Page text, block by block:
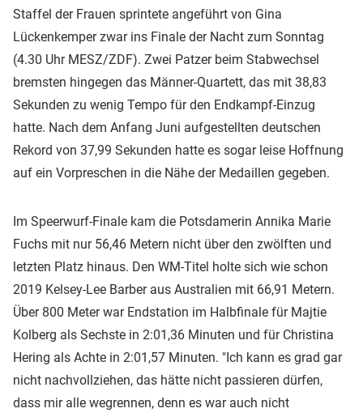
Staffel der Frauen sprintete angeführt von Gina
Lückenkemper zwar ins Finale der Nacht zum Sonntag
(4.30 Uhr MESZ/ZDF). Zwei Patzer beim Stabwechsel
bremsten hingegen das Männer-Quartett, das mit 38,83
Sekunden zu wenig Tempo für den Endkampf-Einzug
hatte. Nach dem Anfang Juni aufgestellten deutschen
Rekord von 37,99 Sekunden hatte es sogar leise Hoffnung
auf ein Vorpreschen in die Nähe der Medaillen gegeben.
Im Speerwurf-Finale kam die Potsdamerin Annika Marie
Fuchs mit nur 56,46 Metern nicht über den zwölften und
letzten Platz hinaus. Den WM-Titel holte sich wie schon
2019 Kelsey-Lee Barber aus Australien mit 66,91 Metern.
Über 800 Meter war Endstation im Halbfinale für Majtie
Kolberg als Sechste in 2:01,36 Minuten und für Christina
Hering als Achte in 2:01,57 Minuten. "Ich kann es grad gar
nicht nachvollziehen, das hätte nicht passieren dürfen,
dass mir alle wegrennen, denn es war auch nicht